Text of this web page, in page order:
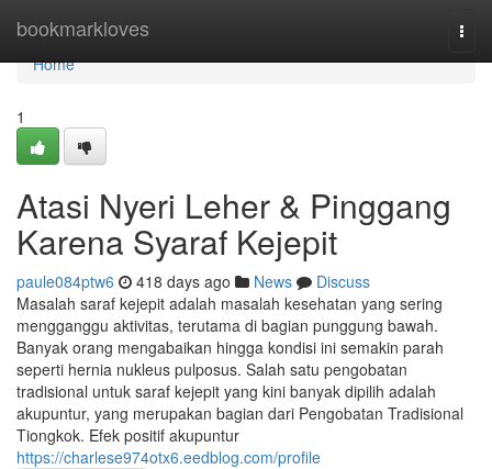
bookmarkloves
Home
Home
1
Atasi Nyeri Leher & Pinggang
Karena Syaraf Kejepit
paule084ptw6 418 days ago News
Discuss
Masalah saraf kejepit adalah masalah kesehatan yang sering
mengganggu aktivitas, terutama di bagian punggung bawah.
Banyak orang mengabaikan hingga kondisi ini semakin parah
seperti hernia nukleus pulposus. Salah satu pengobatan
tradisional untuk saraf kejepit yang kini banyak dipilih adalah
akupuntur, yang merupakan bagian dari Pengobatan Tradisional
Tiongkok. Efek positif akupuntur
https://charlese974otx6.eedblog.com/profile